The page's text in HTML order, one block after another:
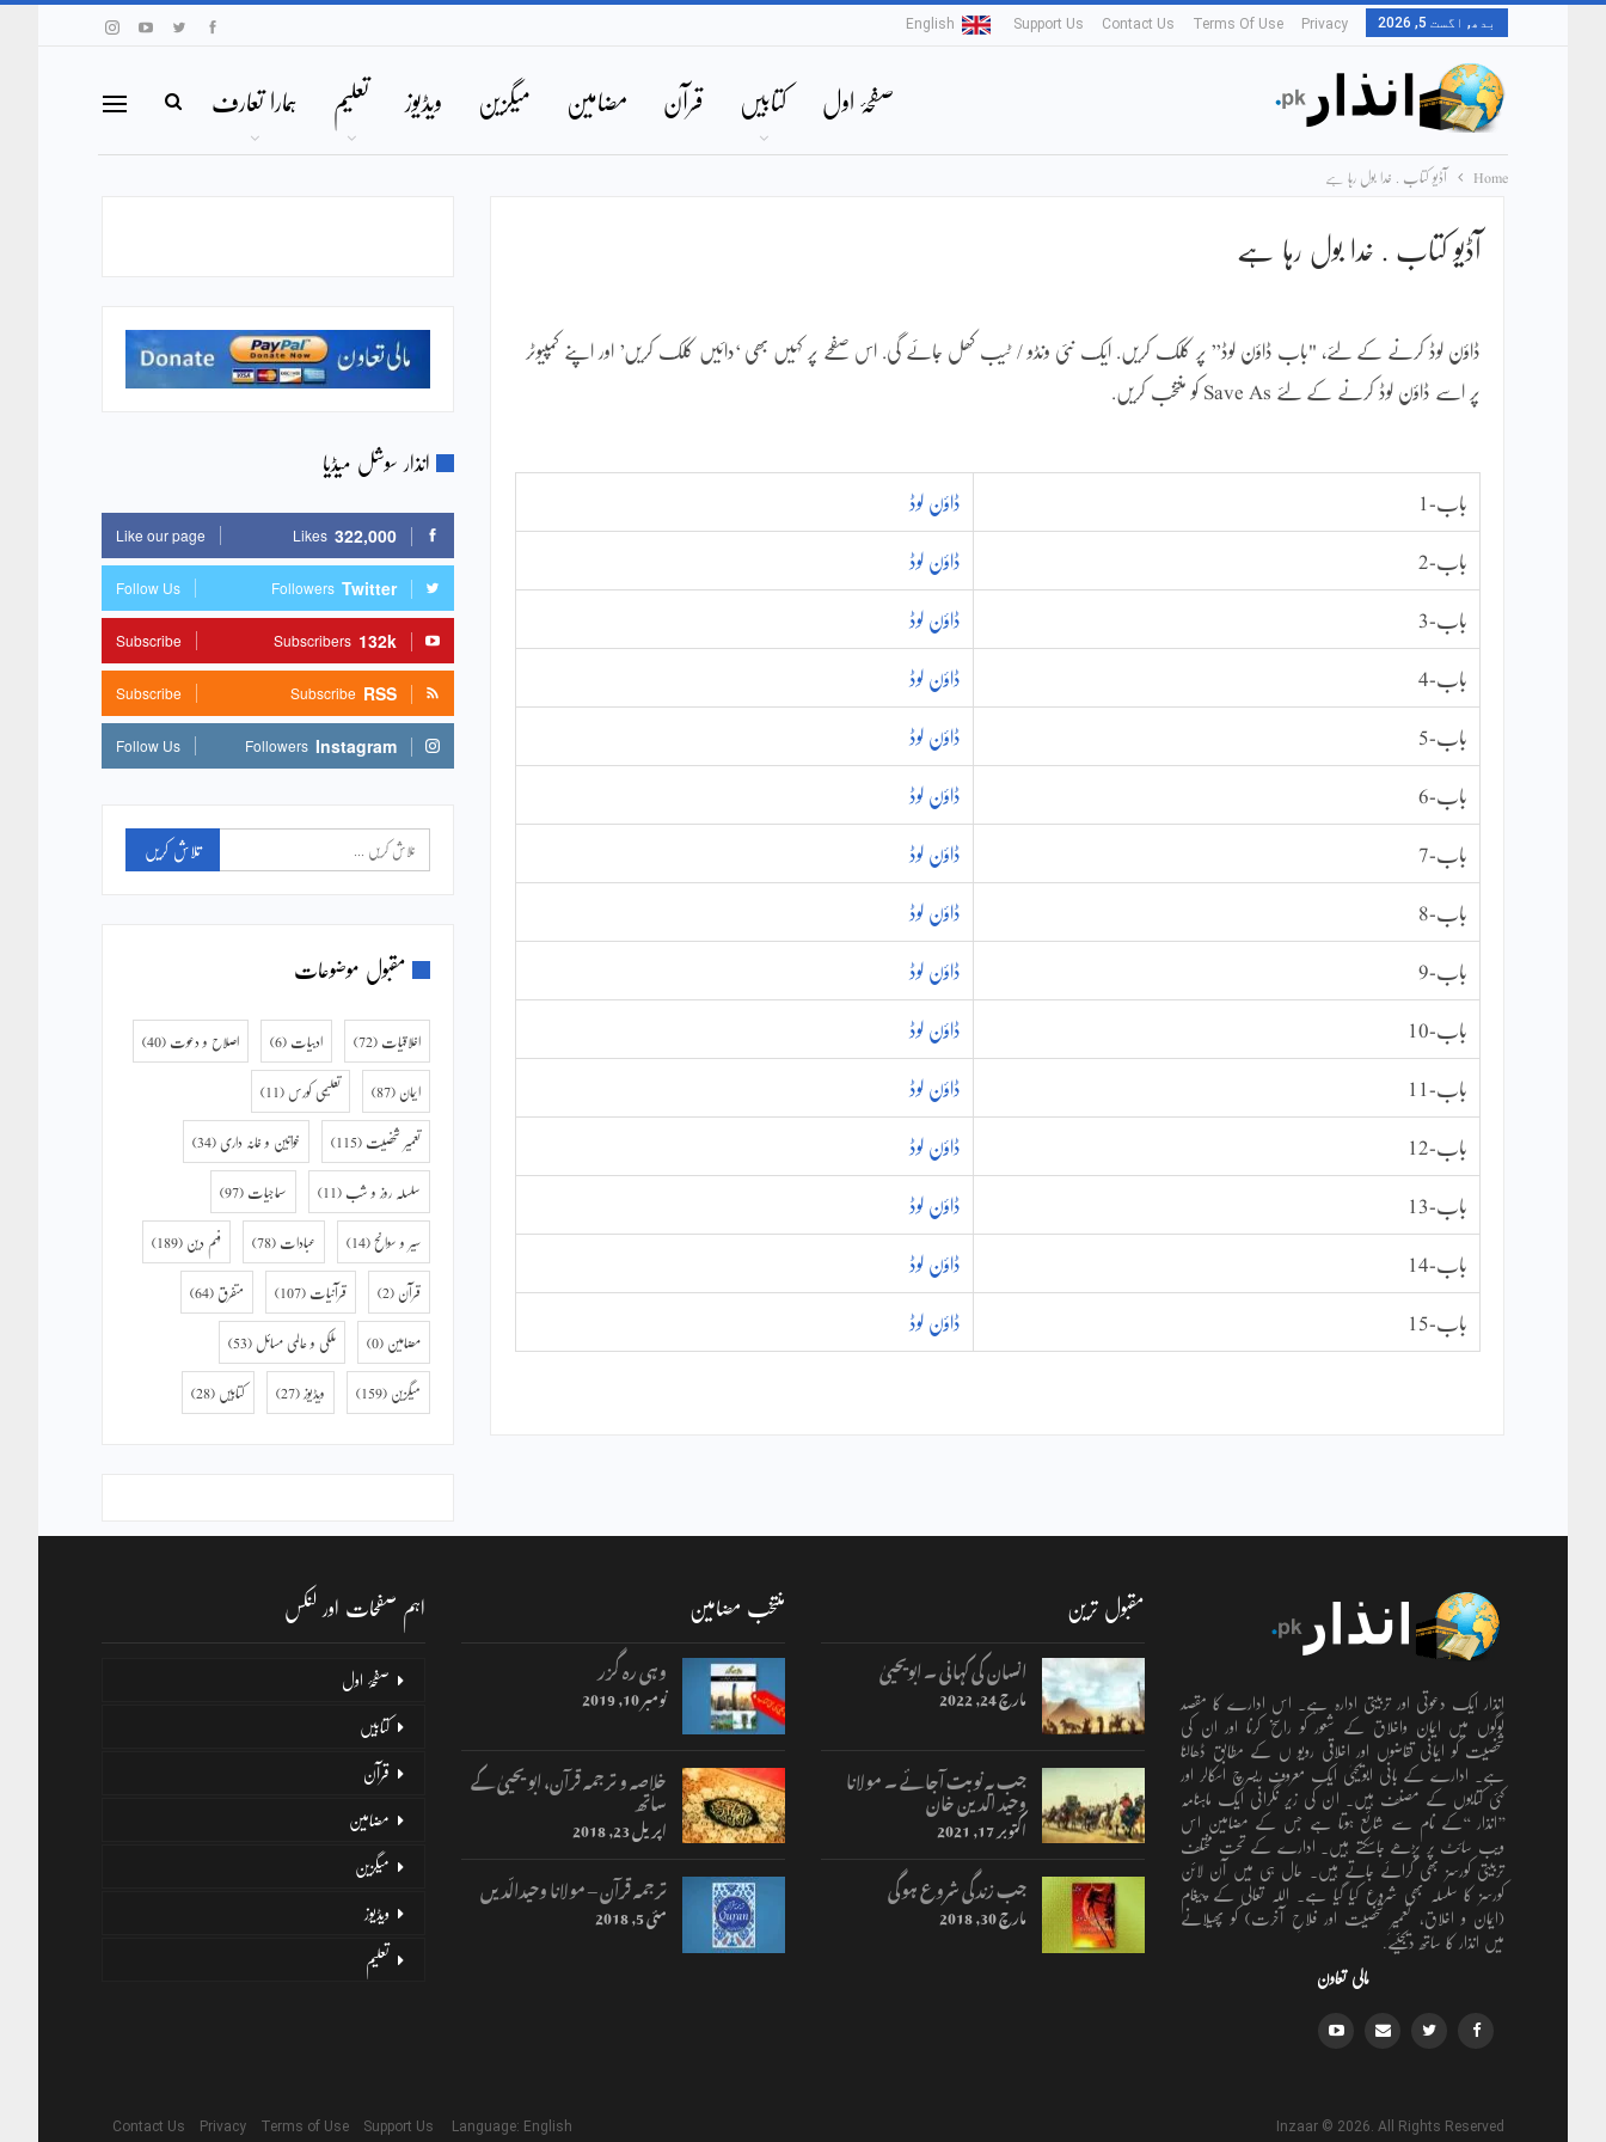
بدھ, اگست 5, 2026 Privacy
Terms Of Use
Contact Us
Support Us
English
صفحۂ اول کتابیں قرآن مضامین میگزین ویڈیوز تعلیم ہمارا تعارف
Home آڈیو کتاب . خدا بول رہا ہے
آڈیو کتاب . خدا بول رہا ہے
ڈاؤن لوڈ کرنے کے لئے، "باب ڈاؤن لوڈ” پر کلک کریں. ایک نئی ونڈو / ٹیب کھل جائے گی. اس صفحے پر کہیں بھی ‘دائیں کلک کریں’ اور اپنے کمپیوٹر
پر اسے ڈاؤن لوڈ کرنے کے لئے Save As کو منتخب کریں.
باب-1 ڈاؤن لوڈ
باب-2 ڈاؤن لوڈ
باب-3 ڈاؤن لوڈ
باب-4 ڈاؤن لوڈ
باب-5 ڈاؤن لوڈ
باب-6 ڈاؤن لوڈ
باب-7 ڈاؤن لوڈ
باب-8 ڈاؤن لوڈ
باب-9 ڈاؤن لوڈ
باب-10 ڈاؤن لوڈ
باب-11 ڈاؤن لوڈ
باب-12 ڈاؤن لوڈ
باب-13 ڈاؤن لوڈ
باب-14 ڈاؤن لوڈ
باب-15 ڈاؤن لوڈ
انذار سوشل میڈیا
322,000
Likes
Like our page
Twitter
Followers
Follow Us
132k
Subscribers
Subscribe
RSS
Subscribe
Subscribe
Instagram
Followers
Follow Us
مقبول موضوعات
اخلاقیات (72) ادبیات (6) اصلاح و دعوت (40)
ایمان (87) تعلیمی کورس (11)
تعمیر شخصیت (115) خواتین و خانہ داری (34)
سلسلہ روز و شب (11) سماجیات (97)
سیر و سوانح(14) عبادات (78) فہم دین (189)
قرآن (2) قرآنیات (107) متفرق (64)
مضامین (0) ملکی و عالمی مسائل (53)
میگزین (159) ویڈیوز (27) کتابیں (28)
انذار ایک دعوتی اور تربیتی ادارہ ہے۔ اس ادارے کا مقصد
لوگوں میں ایمان واخلاق کے شعور کو راسخ کرنا اور ان کی
شخصیت کو ایمانی تقاضوں اور اخلاقی رویو ں کے مطابق ڈھالنا
ہے۔ ادارے کے بانی ابویحییٰ ایک معروف ریسرچ اسکالر اور
کئی کتابوں کے مصنف ہیں۔ ان کی زیر نگرانی ایک ماہنامہ
’’انذار ‘‘کے نام سے شائع ہوتا ہے جس کے مضامین اس
ویب سائٹ پر پڑھے جاسکتے ہیں۔ ادارے کے تحت مختلف
تربیتی کورسز بھی کرائے جاتے ہیں۔ حال ہی میں آن لائن
کورسز کا سلسلہ بھی شروع کیا گیا ہے۔ اللہ تعالٰی کے پیغام
(ایمان و اخلاق، تعمیرِ شخصیت اور فلاحِ آخرت) کو پھیلانے
میں انذار کا ساتھ دیجئیے.
مالی تعاون
مقبول ترین
انسان کی کہانی ۔ ابویحییٰ
مارچ 24, 2022
جب یہ نوبت آجائے ۔ مولانا
وحید الدین خان
اکتوبر 17, 2021
جب زندگی شروع ہوگی
مارچ 30, 2018
منتخب مضامین
وہی رہ گزر
نومبر 10, 2019
خلاصہ و ترجمہ قرآن، ابو یحییٰ کے
ساتھ
اپریل 23, 2018
ترجمہ قرآن – مولانا وحیدالّدیں
مئی 5, 2018
اہم صفحات اور لنکس
صفحۂ اول
کتابیں
قرآن
مضامین
میگزین
ویڈیوز
تعلیم
Inzaar © 2026. All Rights Reserved
Contact Us Privacy Terms of Use Support Us Language: English